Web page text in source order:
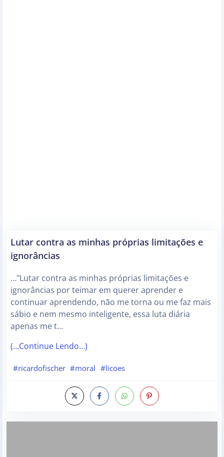
Lutar contra as minhas próprias limitações e
ignorâncias
…"Lutar contra as minhas próprias limitações e
ignorâncias por teimar em querer aprender e
continuar aprendendo, não me torna ou me faz mais
sábio e nem mesmo inteligente, essa luta diária
apenas me t…
(…Continue Lendo…)
#ricardofischer #moral #licoes